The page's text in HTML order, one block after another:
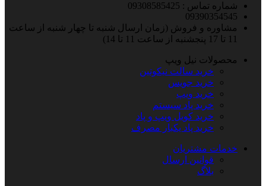
شماره تماس : 09308585425
09390354545
مشاوره و فروش (زمان ارسال شنبه تا چهار شنبه از ساعت
11 تا 17 پنجشنبه از ساعت 11 تا 14)
محصولات نیل ویپ
خرید سالت نیکوتین
خرید جویس
خرید ویپ
خرید پاد سیستم
خرید کویل ویپ و پاد
خرید پاد یکبار مصرف
خدمات مشتریان
قوانین ارسال
بلاگ